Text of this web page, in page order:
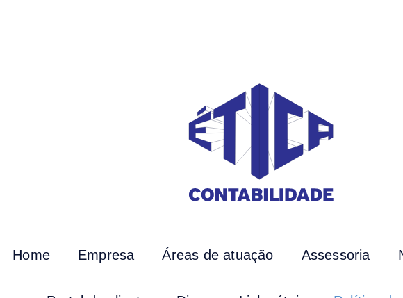
Home Empresa Áreas de atuação Assessoria